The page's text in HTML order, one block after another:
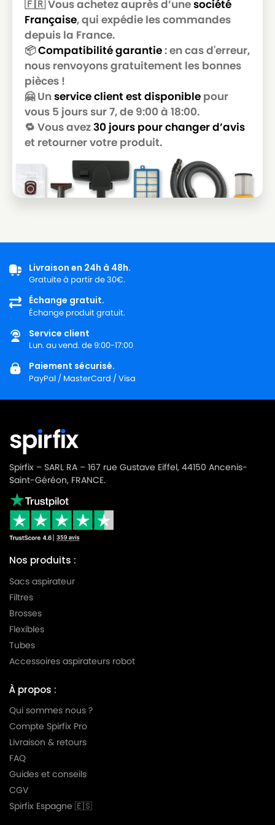
STARMIX
STARMIX ISPARD-1635 EW
STARMIX
STARMIX ISPARD-1635 EWS
STARMIX
STARMIX ISPARH-1035 Asbest EW
STARMIX
STARMIX
STARMIX ISPARM-1435 EW
STARMIX
STARMIX ISPiPulse ARDL-1435 EWS
STARMIX
STARMIX ISPiPulse ARDL-1635 EW
STARMIX
STARMIX ISPiPulse ARDL-1635 EWS
STARMIX
STARMIX ISPiPulse ARH-1035 Asbest
STARMIX
STARMIX ISPiPulse ARM-1435 EW
STARMIX
STARMIX NT9 ES-1035
STARMIX
STARMIX NT9-1035
STARMIX
STARMIX NT9-1035 PH
STARMIX
STARMIX SX1225 DP
STARMIX
STARMIX TS1214 RTS
🇫🇷 Vous achetez auprès d’unesociété
Française, qui expédie les commandes
depuis la France.
📦Compatibilité garantie: en cas d'erreur,
nous renvoyons gratuitement les bonnes
pièces !
🤗 Un service client est disponible pour
vous 5 jours sur 7, de 9:00 à 18:00.
🔁 Vous avez30 jours pour changer d’avis
et retourner votre produit.
Livraison en 24h à 48h.
Gratuite à partir de 30€.
Échange gratuit.
Échange produit gratuit.
Service client
Lun. au vend. de 9:00-17:00
Paiement sécurisé.
PayPal / MasterCard / Visa
Spirfix – SARL RA – 167 rue Gustave Eiffel, 44150 Ancenis-
Saint-Géréon, FRANCE.
Nos produits :
Sacs aspirateur
Filtres
Brosses
Flexibles
Tubes
Accessoires aspirateurs robot
À propos :
Qui sommes nous ?
Compte Spirfix Pro
Livraison & retours
FAQ
Guides et conseils
CGV
Spirfix Espagne 🇪🇸